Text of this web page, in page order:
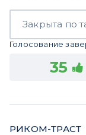
Закрыта по
Голосование
35
РИКОМ-ТРАСТ